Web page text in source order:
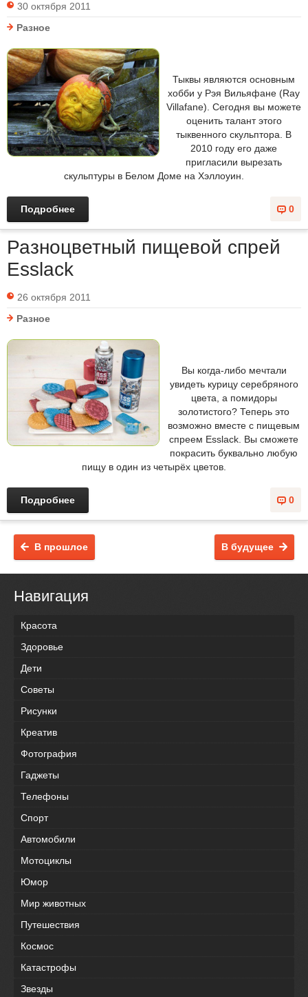
30 октября 2011
Разное
Тыквы являются основным
хобби у Рэя Вильяфане (Ray
Villafane). Сегодня вы можете
оценить талант этого
тыквенного скульптора. В
2010 году его даже
пригласили вырезать
скульптуры в Белом Доме на Хэллоуин.
0
Подробнее
Разноцветный пищевой спрей
Esslack
26 октября 2011
Разное
Вы когда-либо мечтали
увидеть курицу серебряного
цвета, а помидоры
золотистого? Теперь это
возможно вместе с пищевым
спреем Esslack. Вы сможете
покрасить буквально любую
пищу в один из четырёх цветов.
0
Подробнее
В будущее
В прошлое
Навигация
Красота
Здоровье
Дети
Советы
Рисунки
Креатив
Фотография
Гаджеты
Телефоны
Спорт
Автомобили
Мотоциклы
Юмор
Мир животных
Путешествия
Космос
Катастрофы
Звезды